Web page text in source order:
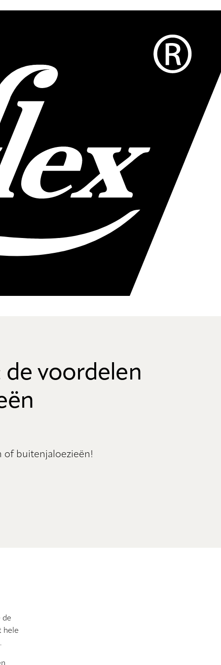
voordelen
of buitenjaloezieën!
de
hele